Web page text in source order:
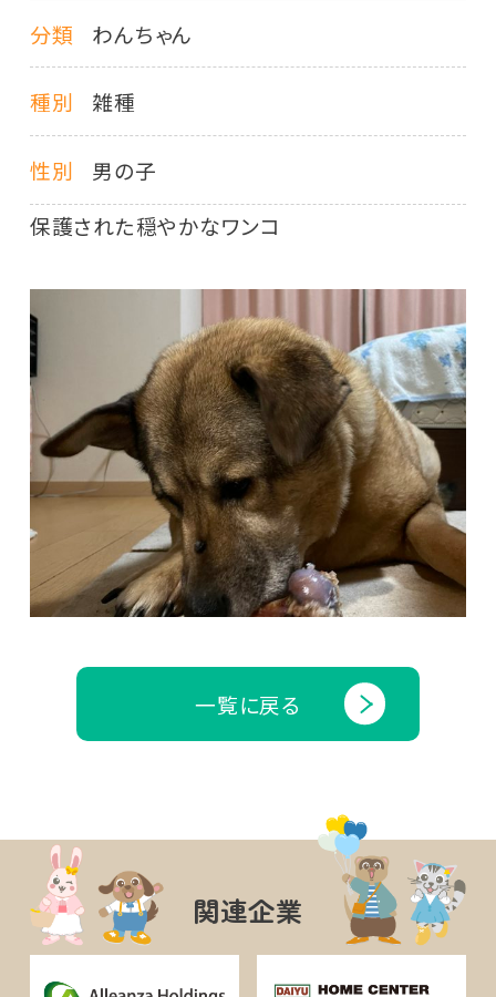
分類 わんちゃん
種別 雑種
性別
男の子
保護された穏やかなワンコ
一覧に戻る
関連企業